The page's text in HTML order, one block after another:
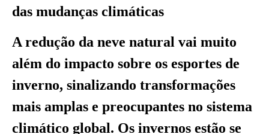
das mudanças climáticas
A redução da neve natural vai muito
além do impacto sobre os esportes de
inverno, sinalizando transformações
mais amplas e preocupantes no sistema
climático global. Os invernos estão se